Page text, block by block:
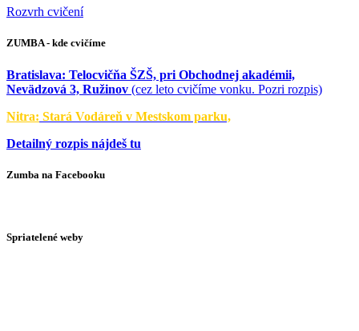
Rozvrh cvičení
ZUMBA - kde cvičíme
Bratislava: Telocvičňa ŠZŠ, pri Obchodnej akadémii,
Nevädzová 3, Ružinov (cez leto cvičíme vonku. Pozri rozpis)
Nitra: Stará Vodáreň v Mestskom parku,
Detailný rozpis nájdeš tu
Zumba na Facebooku
Spriatelené weby